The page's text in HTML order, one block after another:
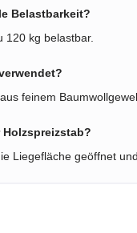
Belastbarkeit?
120 kg belastbar.
feinem
Liegefläche geöffnet